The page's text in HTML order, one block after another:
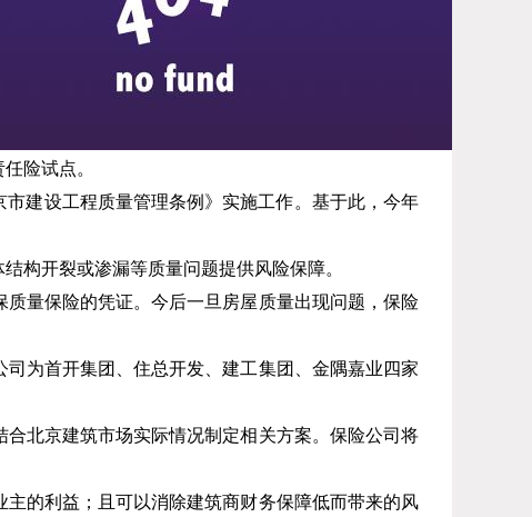
质量责任保险机制，加强保险在事前和施工全过程
险试点。
建设工程质量管理条例》实施工作。基于此，今年
开裂或渗漏等质量问题提供风险保障。
量保险的凭证。今后一旦房屋质量出现问题，保险
为首开集团、住总开发、建工集团、金隅嘉业四家
北京建筑市场实际情况制定相关方案。保险公司将
的利益；且可以消除建筑商财务保障低而带来的风